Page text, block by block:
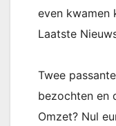
even kwamen
Laatste
Twee
bezochten en
Omzet? Nul